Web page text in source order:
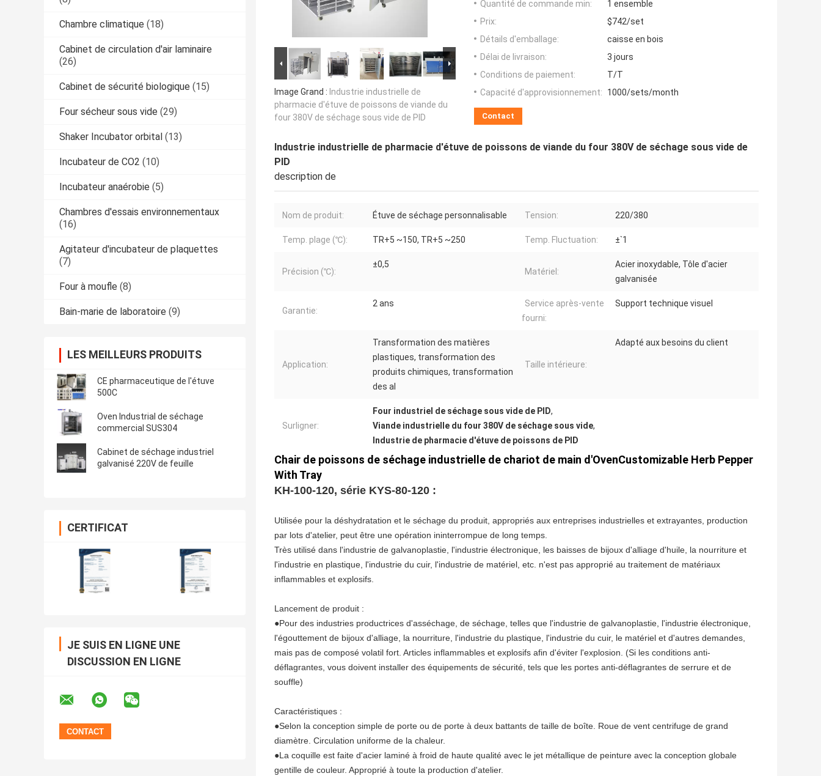
Chambre climatique (18)
Cabinet de circulation d'air laminaire
(26)
Cabinet de sécurité biologique (15)
Four sécheur sous vide (29)
Shaker Incubator orbital (13)
Incubateur de CO2 (10)
Incubateur anaérobie (5)
Chambres d'essais environnementaux
(16)
Agitateur d'incubateur de plaquettes
(7)
Four à moufle (8)
Bain-marie de laboratoire (9)
LES MEILLEURS PRODUITS
CE pharmaceutique de l'étuve
500C
Oven Industrial de séchage
commercial SUS304
Cabinet de séchage industriel
galvanisé 220V de feuille
CERTIFICAT
JE SUIS EN LIGNE UNE
DISCUSSION EN LIGNE
Image Grand : Industrie industrielle de
pharmacie d'étuve de poissons de viande du
four 380V de séchage sous vide de PID
Quantité de commande min:
1 ensemble
Prix:
$742/set
Détails d'emballage:
caisse en bois
Délai de livraison:
3 jours
Conditions de paiement:
T/T
Capacité d'approvisionnement:
1000/sets/month
Contact
Industrie industrielle de pharmacie d'étuve de poissons de viande du four 380V de séchage sous vide de
PID
description de
Nom de produit: Étuve de séchage personnalisable Tension: 220/380
Temp. plage (℃): TR+5 ~150, TR+5 ~250 Temp. Fluctuation: ±`1
Précision (℃):
±0,5
Matériel:
Acier inoxydable, Tôle d'acier
galvanisée
Garantie:
2 ans
Service après-vente
fourni:
Support technique visuel
Application:
Transformation des matières
plastiques, transformation des
produits chimiques, transformation
des al
Taille intérieure:
Adapté aux besoins du client
Surligner:
Four industriel de séchage sous vide de PID,
Viande industrielle du four 380V de séchage sous vide,
Industrie de pharmacie d'étuve de poissons de PID
Chair de poissons de séchage industrielle de chariot de main d'OvenCustomizable Herb Pepper
With Tray
KH-100-120, série KYS-80-120 :
Utilisée pour la déshydratation et le séchage du produit, appropriés aux entreprises industrielles et extrayantes, production
par lots d'atelier, peut être une opération ininterrompue de long temps.
Très utilisé dans l'industrie de galvanoplastie, l'industrie électronique, les baisses de bijoux d'alliage d'huile, la nourriture et
l'industrie en plastique, l'industrie du cuir, l'industrie de matériel, etc. n'est pas approprié au traitement de matériaux
inflammables et explosifs.
Lancement de produit :
●Pour des industries productrices d'asséchage, de séchage, telles que l'industrie de galvanoplastie, l'industrie électronique,
l'égouttement de bijoux d'alliage, la nourriture, l'industrie du plastique, l'industrie du cuir, le matériel et d'autres demandes,
mais pas de composé volatil fort. Articles inflammables et explosifs afin d'éviter l'explosion. (Si les conditions anti-
déflagrantes, vous doivent installer des équipements de sécurité, tels que les portes anti-déflagrantes de serrure et de
souffle)
Caractéristiques :
●Selon la conception simple de porte ou de porte à deux battants de taille de boîte. Roue de vent centrifuge de grand
diamètre. Circulation uniforme de la chaleur.
●La coquille est faite d'acier laminé à froid de haute qualité avec le jet métallique de peinture avec la conception globale
gentille de couleur. Approprié à toute la production d'atelier.